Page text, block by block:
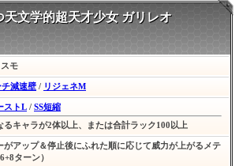
天文学的超天才少女 ガリレオ
モ
チ減速壁 / リジェネM
ストL / SS短縮
るキャラが2体以上、または合計ラック100以上
がアップ＆停止後にふれた順に応じて威力が上がるメテ
ターン）